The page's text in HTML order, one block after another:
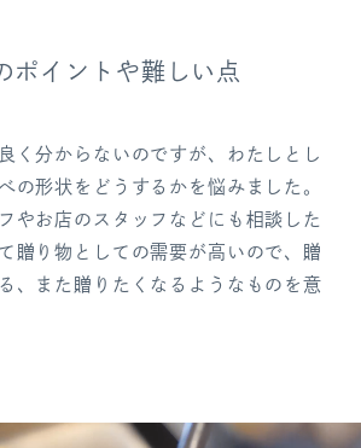
ポイントや難しい点
く分からないのですが、わたしとし
の形状をどうするかを悩みました。
やお店のスタッフなどにも相談した
贈り物としての需要が高いので、贈
、また贈りたくなるようなものを意